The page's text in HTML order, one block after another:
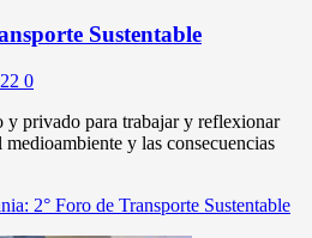
Sustentable
0
y privado para trabajar y reflexionar
y las consecuencias
2° Foro de Transporte Sustentable